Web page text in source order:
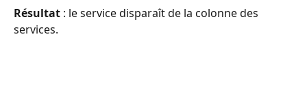
Résultat : le service disparaît de la colonne des
services.